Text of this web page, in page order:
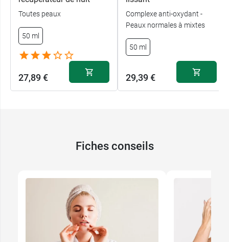
Toutes peaux
50 ml
27,89 €
Complexe anti-oxydant -
Peaux normales à mixtes
50 ml
29,39 €
Fiches conseils